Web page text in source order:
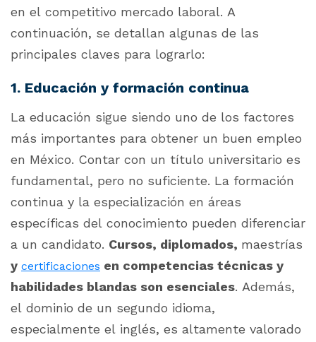
en el competitivo mercado laboral. A
continuación, se detallan algunas de las
principales claves para lograrlo:
1. Educación y formación continua
La educación sigue siendo uno de los factores
más importantes para obtener un buen empleo
en México. Contar con un título universitario es
fundamental, pero no suficiente. La formación
continua y la especialización en áreas
específicas del conocimiento pueden diferenciar
a un candidato. Cursos, diplomados, maestrías
y certificaciones en competencias técnicas y
habilidades blandas son esenciales. Además,
el dominio de un segundo idioma,
especialmente el inglés, es altamente valorado